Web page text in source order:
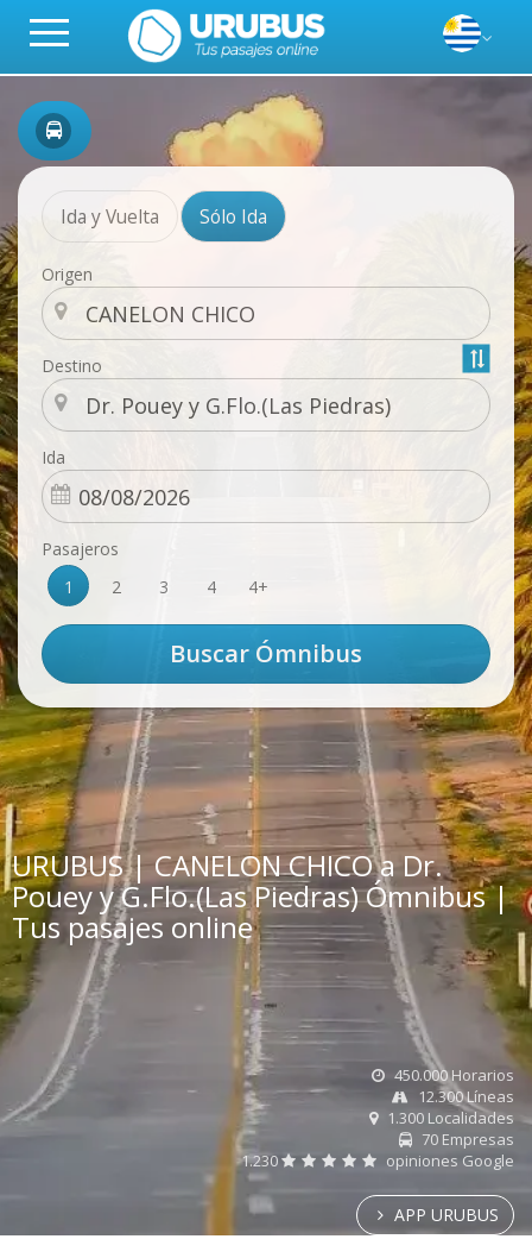
Ida y Vuelta Sólo Ida
Origen
Destino
Ida
Pasajeros
1
2 3 4 4+
URUBUS | CANELON CHICO a Dr.
Pouey y G.Flo.(Las Piedras) Ómnibus |
Tus pasajes online
450.000 Horarios
12.300 Líneas
1.300 Localidades
70 Empresas
1.230
opiniones Google
APP URUBUS